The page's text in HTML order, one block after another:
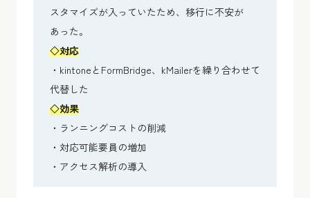
スタマイズが入っていたため、移行に不安が
あった。
◇対応
・kintoneとFormBridge、kMailerを繰り合わせて
代替した
◇効果
・ランニングコストの削減
・対応可能要員の増加
・アクセス解析の導入